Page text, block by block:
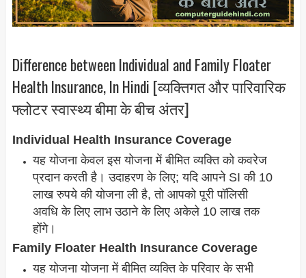
Difference between Individual and Family Floater
Health Insurance, In Hindi [व्यक्तिगत और पारिवारिक
फ्लोटर स्वास्थ्य बीमा के बीच अंतर]
Individual Health Insurance Coverage
यह योजना केवल इस योजना में बीमित व्यक्ति को कवरेज
प्रदान करती है। उदाहरण के लिए; यदि आपने SI की 10
लाख रुपये की योजना ली है, तो आपको पूरी पॉलिसी
अवधि के लिए लाभ उठाने के लिए अकेले 10 लाख तक
होंगे।
Family Floater Health Insurance Coverage
यह योजना योजना में बीमित व्यक्ति के परिवार के सभी